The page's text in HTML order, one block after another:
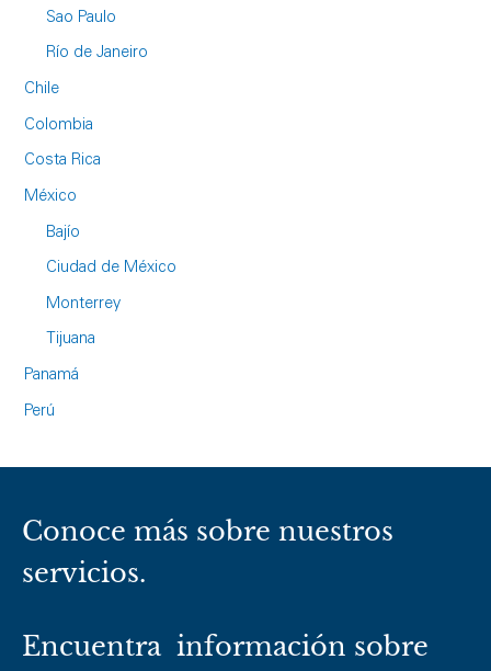
Sao Paulo
Río de Janeiro
Chile
Colombia
Costa Rica
México
Bajío
Ciudad de México
Monterrey
Tijuana
Panamá
Perú
Conoce más sobre nuestros
servicios.
Encuentra información sobre